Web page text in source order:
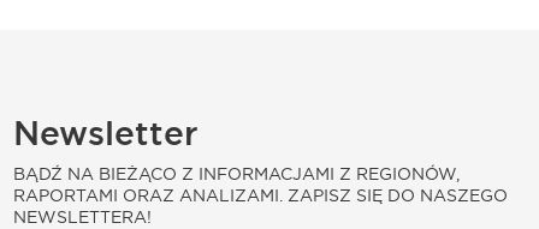
Newsletter
BĄDŹ NA BIEŻĄCO Z INFORMACJAMI Z REGIONÓW,
RAPORTAMI ORAZ ANALIZAMI. ZAPISZ SIĘ DO NASZEGO
NEWSLETTERA!